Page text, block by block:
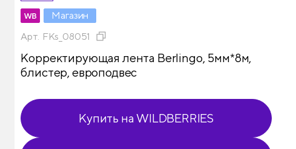
Магазин
Арт. FKs_08051
Корректирующая лента Berlingo, 5мм*8м,
блистер, европодвес
Купить на WILDBERRIES